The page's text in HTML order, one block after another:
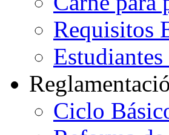
Requisitos
Ciclo